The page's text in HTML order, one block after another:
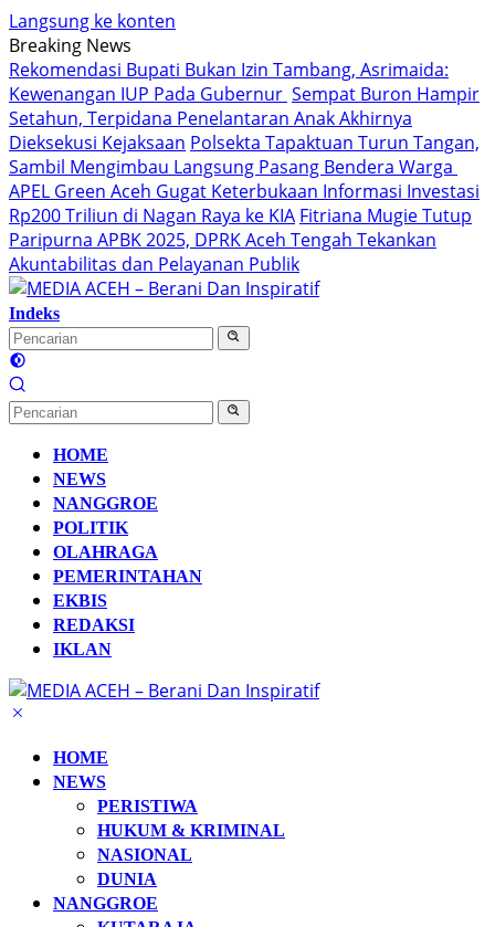
Langsung ke konten
Breaking News
Rekomendasi Bupati Bukan Izin Tambang, Asrimaida:
Kewenangan IUP Pada Gubernur Sempat Buron Hampir
Setahun, Terpidana Penelantaran Anak Akhirnya
Dieksekusi Kejaksaan Polsekta Tapaktuan Turun Tangan,
Sambil Mengimbau Langsung Pasang Bendera Warga
APEL Green Aceh Gugat Keterbukaan Informasi Investasi
Rp200 Triliun di Nagan Raya ke KIA Fitriana Mugie Tutup
Paripurna APBK 2025, DPRK Aceh Tengah Tekankan
Akuntabilitas dan Pelayanan Publik
Indeks
HOME
NEWS
NANGGROE
POLITIK
OLAHRAGA
PEMERINTAHAN
EKBIS
REDAKSI
IKLAN
HOME
NEWS
PERISTIWA
HUKUM & KRIMINAL
NASIONAL
DUNIA
NANGGROE